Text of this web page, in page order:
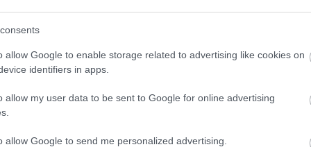
allow Google to enable storage related to advertising like cookies on
identifiers in apps.
allow my user data to be sent to Google for online advertising
allow Google to send me personalized advertising.